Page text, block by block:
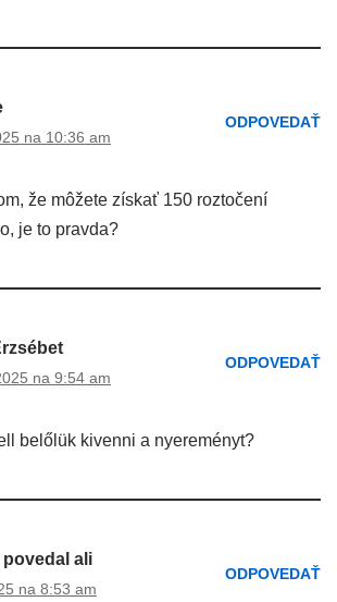
na 10:36 am
ODPOVEDAŤ
že môžete získať 150 roztočení
je to pravda?
na 9:54 am
ODPOVEDAŤ
belőlük kivenni a nyereményt?
povedal ali
na 8:53 am
ODPOVEDAŤ